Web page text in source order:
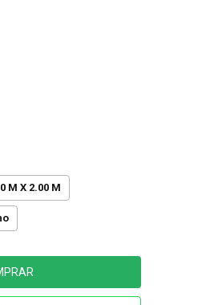
M X 2.00 M